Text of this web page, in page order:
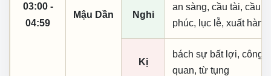
03:00 -
04:59
Mậu Dần Nghi
an sàng, cầu tài, cầu
phúc, lục lễ, xuất
Kị
bách sự bất lợi, công
quan, từ tụng